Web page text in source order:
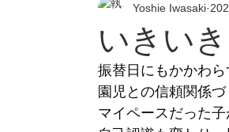
私の独り言
いきい
Yoshie Iwasaki
振替日にもかかわ
園児との信頼関係
マイペースだった